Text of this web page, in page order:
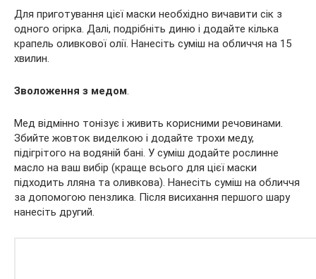
Для приготування цієї маски необхідно вичавити сік з
одного огірка. Далі, подрібніть диню і додайте кілька
крапель оливкової олії. Нанесіть суміш на обличчя на 15
хвилин.
Зволоження з медом.
Мед відмінно тонізує і живить корисними речовинами.
Збийте жовток виделкою і додайте трохи меду,
підігрітого на водяній бані. У суміш додайте рослинне
масло на ваш вибір (краще всього для цієї маски
підходить лляна та оливкова). Нанесіть суміш на обличчя
за допомогою пензлика. Після висихання першого шару
нанесіть другий.